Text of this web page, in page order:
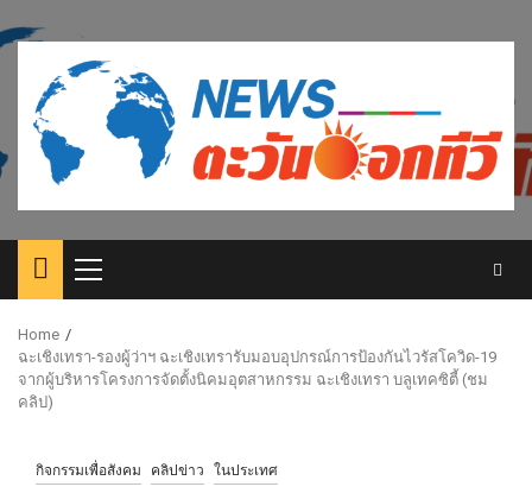
to
content
Primary
Menu
Home
ฉะเชิงเทรา-รองผู้ว่าฯ ฉะเชิงเทรารับมอบอุปกรณ์การป้องกันไวรัสโควิด-19
จากผู้บริหารโครงการจัดตั้งนิคมอุตสาหกรรม ฉะเชิงเทรา บลูเทคซิตี้ (ชม
คลิป)
กิจกรรมเพื่อสังคม คลิปข่าว ในประเทศ